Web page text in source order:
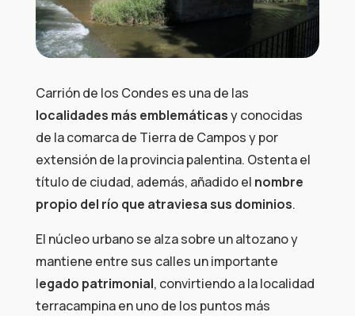
Carrión de los Condes es una de las
localidades más emblemáticasy conocidas
de la comarca de Tierra de Campos y por
extensión de la provincia palentina. Ostenta el
título de ciudad, además, añadido el nombre
propio del río que atraviesa sus dominios.
El núcleo urbano se alza sobre un altozano y
mantiene entre sus calles un importante
legado patrimonial, convirtiendo a la localidad
terracampina en uno de los puntos más